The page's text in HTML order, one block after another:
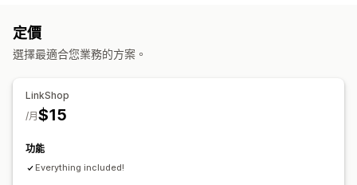
編輯工具
定價
選擇最適合您業務的方案。
LinkShop
$15
/月
功能
Everything included!